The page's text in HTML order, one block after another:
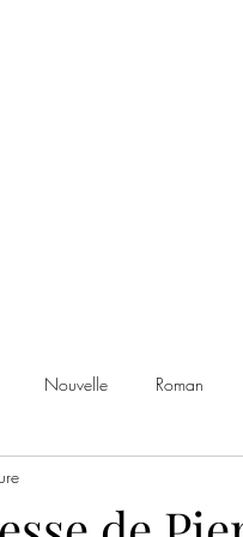
Nouvelle Roman